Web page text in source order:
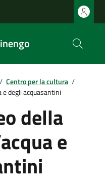
/ Centro per la cultura /
e degli acquasantini
della
e